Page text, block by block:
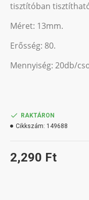
tisztítóban
Méret: 13mm.
Erősség: 80.
Mennyiség: 20db/
2,290 Ft
RAKTÁRON
Cikkszám: 149688